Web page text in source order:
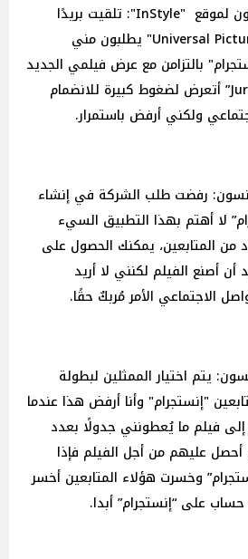
قالت سكارليت جوهانسون لموقع "InStyle": تلقيت بريدًا
إلكترونيًا من شركة "Universal Pictures" يطلبون مني
بالتزامن مع عرض فيلمي الجديد
“Jurassic World: Rebirth” أتعرض لضغوط كبيرة للانضمام
ولكني أرفض باستمرار.
رفضت طلب الشركة في إنشاء
لا أهتم بهذا التطبيق السيء
من المتابعين، يمكنك الحصول على
أن أصنع الفيلم لكنني لا أريد
الاجتماعي الأمر مُربكٌ حقًا.
يتم اختيار الممثلين لبطولة
"إنستجرام" وأنا أرفض هذا عندما
إلى فيلم ما يُعطونني جدولًا بعدد
أحصل عليهم من أجل الفيلم فإذا
وخسرت هؤلاء المتابعين أخسر
على “إنستجرام” أبدا.